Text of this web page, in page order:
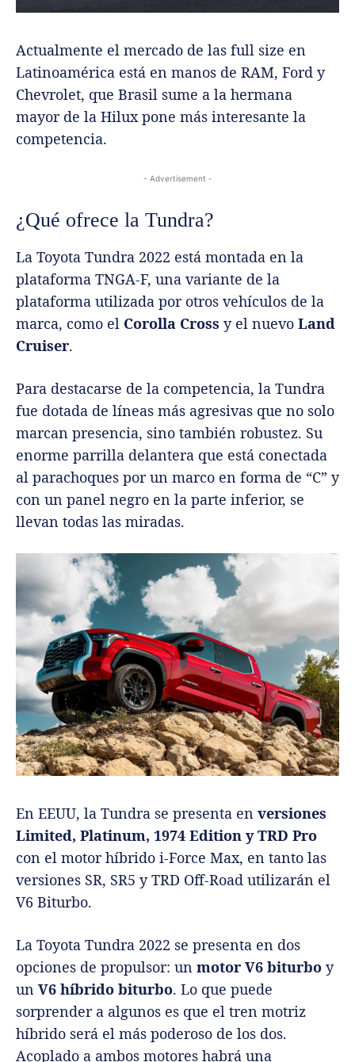
Actualmente el mercado de las full size en
Latinoamérica está en manos de RAM, Ford y
Chevrolet, que Brasil sume a la hermana
mayor de la Hilux pone más interesante la
competencia.
- Advertisement -
¿Qué ofrece la Tundra?
La Toyota Tundra 2022 está montada en la
plataforma TNGA-F, una variante de la
plataforma utilizada por otros vehículos de la
marca, como el Corolla Cross y el nuevo Land
Cruiser.
Para destacarse de la competencia, la Tundra
fue dotada de líneas más agresivas que no solo
marcan presencia, sino también robustez. Su
enorme parrilla delantera que está conectada
al parachoques por un marco en forma de “C” y
con un panel negro en la parte inferior, se
llevan todas las miradas.
En EEUU, la Tundra se presenta en versiones
Limited, Platinum, 1974 Edition y TRD Pro
con el motor híbrido i-Force Max, en tanto las
versiones SR, SR5 y TRD Off-Road utilizarán el
V6 Biturbo.
La Toyota Tundra 2022 se presenta en dos
opciones de propulsor: un motor V6 biturbo y
un V6 híbrido biturbo. Lo que puede
sorprender a algunos es que el tren motriz
híbrido será el más poderoso de los dos.
Acoplado a ambos motores habrá una